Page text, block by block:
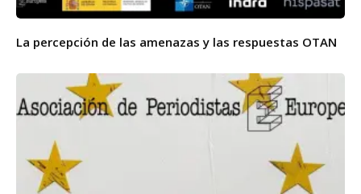
La percepción de las amenazas y las respuestas OTAN